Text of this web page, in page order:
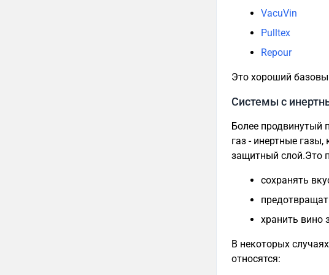
VacuVin
Pulltex
Repour
Это хороший
Системы с
Более продвинутый
газ - инертные
защитный слой.Это
сохранять
хранить вино
В некоторых
относятся: